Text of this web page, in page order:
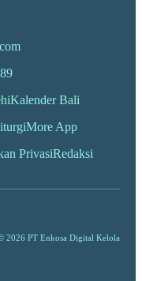
Kalender Bali
More App
PrivasiRedaksi
2026 PT Enkosa Digital Kelola